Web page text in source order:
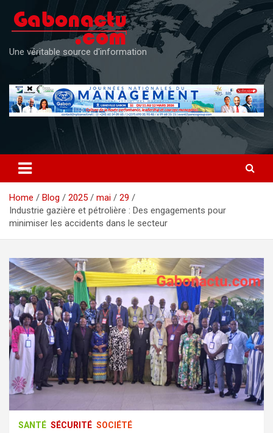
content
Une véritable source d'information
Home Blog 2025 mai
29
Industrie gazière et pétrolière : Des engagements pour
minimiser les accidents dans le secteur
SANTÉ SÉCURITÉ SOCIÉTÉ